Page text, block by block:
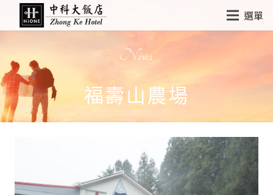
選單
News
福壽山農場